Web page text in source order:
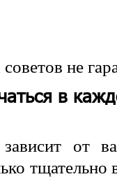
не
в
от